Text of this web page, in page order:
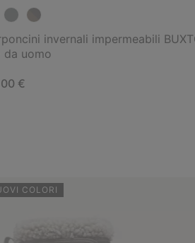
invernali impermeabili
da uomo
price:
€
COLORI